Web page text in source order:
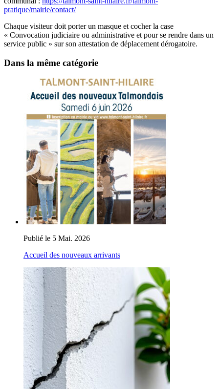
pratique/mairie/contact/
Chaque visiteur doit porter un masque et cocher la case
« Convocation judiciaire ou administrative et pour se rendre dans un
service public » sur son attestation de déplacement dérogatoire.
Dans la même catégorie
Publié le 5 Mai. 2026
Accueil des nouveaux arrivants